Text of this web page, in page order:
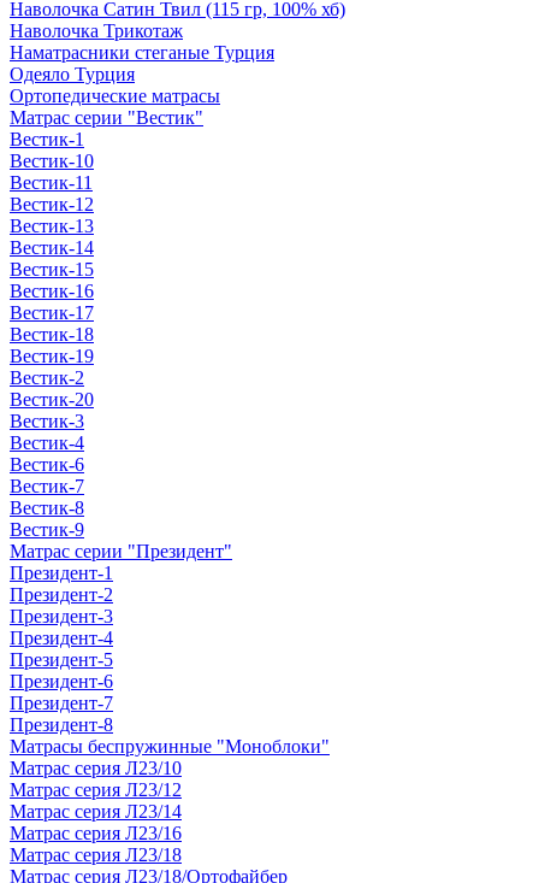
Наволочка Сатин Твил (115 гр, 100% хб)
Наволочка Трикотаж
Наматрасники стеганые Турция
Одеяло Турция
Ортопедические матрасы
Матрас серии "Вестик"
Вестик-1
Вестик-10
Вестик-11
Вестик-12
Вестик-13
Вестик-14
Вестик-15
Вестик-16
Вестик-17
Вестик-18
Вестик-19
Вестик-2
Вестик-20
Вестик-3
Вестик-4
Вестик-6
Вестик-7
Вестик-8
Вестик-9
Матрас серии "Президент"
Президент-1
Президент-2
Президент-3
Президент-4
Президент-5
Президент-6
Президент-7
Президент-8
Матрасы беспружинные "Моноблоки"
Матрас серия Л23/10
Матрас серия Л23/12
Матрас серия Л23/14
Матрас серия Л23/16
Матрас серия Л23/18
Матрас серия Л23/18/Ортофайбер